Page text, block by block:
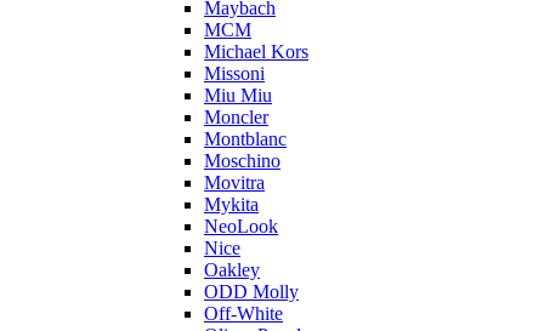
Maybach
MCM
Michael Kors
Missoni
Miu Miu
Moncler
Montblanc
Moschino
Movitra
Mykita
NeoLook
Nice
Oakley
ODD Molly
Off-White